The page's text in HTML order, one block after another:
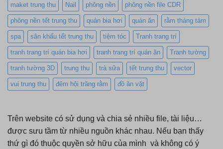
maket trung thu Nail phông nền phông nền file CDR
phông nền tết trung thu quán bia hơi quán ăn rằm tháng tám
spa sân khấu tết trung thu tiệm tóc Tranh trang trí
tranh trang trí quán bia hơi tranh trang trí quán ăn Tranh tường
tranh tường 3D trung thu trà sữa tết trung thu vector
vui trung thu đêm hội trăng rằm đồ ăn vặt
Trên website có sử dụng và chia sẻ nhiều file, tài liệu…
được sưu tầm từ nhiều nguồn khác nhau. Nếu bạn thấy
thứ gì đó thuộc quyền sở hữu của mình và không có ý